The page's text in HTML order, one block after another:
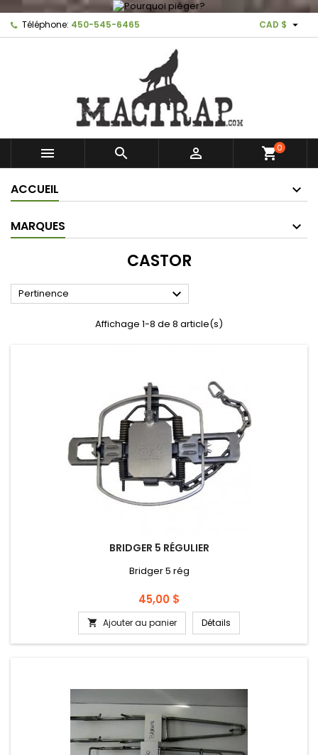
Téléphone: 450-545-6465 CAD $ 
   shopping_cart0
ACCUEIL
MARQUES
CASTOR
Pertinence 
Affichage 1-8 de 8 article(s)
BRIDGER 5 RÉGULIER
Bridger 5 rég
Prix
45,00 $
 Ajouter au panier Détails